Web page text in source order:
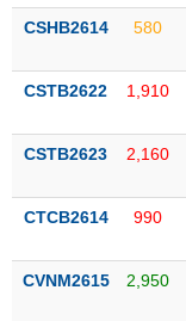
CSHB2614 580
CSTB2622 1,910
CSTB2623 2,160
CTCB2614 990
CVNM2615 2,950
Bài
viết
giả
cáo
(-)